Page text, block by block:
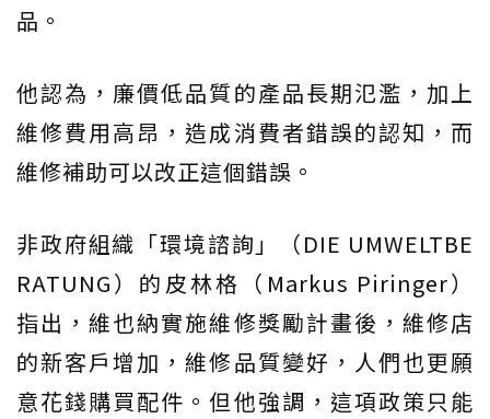
品。
他認為，廉價低品質的產品長期氾濫，加上
維修費用高昂，造成消費者錯誤的認知，而
維修補助可以改正這個錯誤。
非政府組織「環境諮詢」（DIE UMWELTBE
RATUNG）的皮林格（Markus Piringer）
指出，維也納實施維修獎勵計畫後，維修店
的新客戶增加，維修品質變好，人們也更願
意花錢購買配件。但他強調，這項政策只能